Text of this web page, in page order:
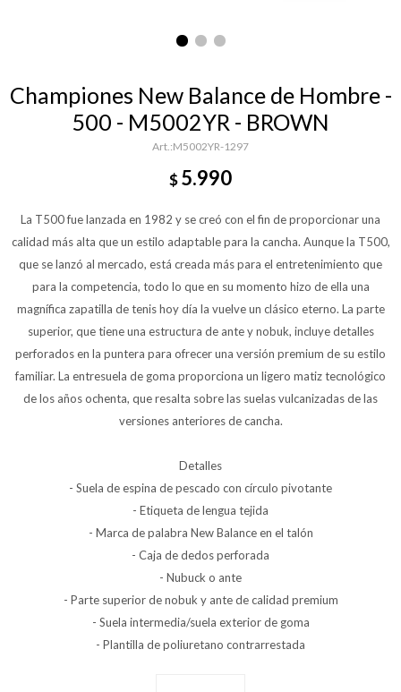
Championes New Balance de Hombre -
500 - M5002YR - BROWN
M5002YR-1297
$5.990
La T500 fue lanzada en 1982 y se creó con el fin de proporcionar una
calidad más alta que un estilo adaptable para la cancha. Aunque la T500,
que se lanzó al mercado, está creada más para el entretenimiento que
para la competencia, todo lo que en su momento hizo de ella una
magnífica zapatilla de tenis hoy día la vuelve un clásico eterno. La parte
superior, que tiene una estructura de ante y nobuk, incluye detalles
perforados en la puntera para ofrecer una versión premium de su estilo
familiar. La entresuela de goma proporciona un ligero matiz tecnológico
de los años ochenta, que resalta sobre las suelas vulcanizadas de las
versiones anteriores de cancha.
Detalles
- Suela de espina de pescado con círculo pivotante
- Etiqueta de lengua tejida
- Marca de palabra New Balance en el talón
- Caja de dedos perforada
- Nubuck o ante
- Parte superior de nobuk y ante de calidad premium
- Suela intermedia/suela exterior de goma
- Plantilla de poliuretano contrarrestada